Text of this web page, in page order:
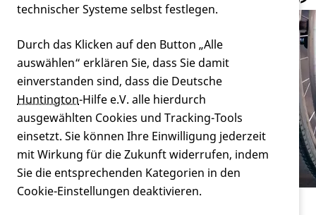
Forschung
Miteinander
Verein
Service
Was ist bei der Auswahl eines
Rollstuhls zu beachten?
technischer Systeme selbst festlegen.
Durch das Klicken auf den Button „Alle
auswählen“ erklären Sie, dass Sie damit
einverstanden sind, dass die Deutsche
Huntington-Hilfe e.V. alle hierdurch
ausgewählten Cookies und Tracking-Tools
einsetzt. Sie können Ihre Einwilligung jederzeit
mit Wirkung für die Zukunft widerrufen, indem
Sie die entsprechenden Kategorien in den
Cookie-Einstellungen deaktivieren.